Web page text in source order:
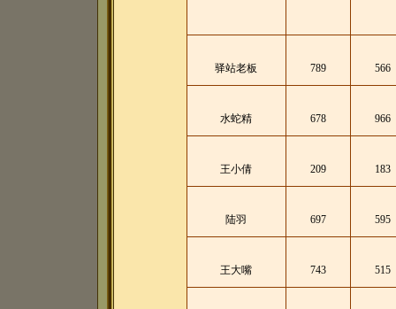
驿站老板 789 566
水蛇精 678 966
王小倩 209 183
陆羽 697 595
王大嘴 743 515